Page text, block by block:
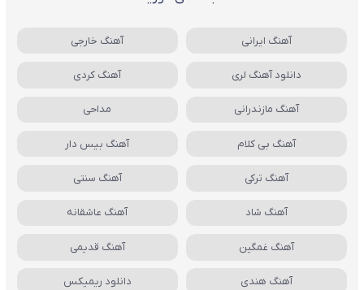
آهنگ ایرانی آهنگ خارجی
دانلود آهنگ لری آهنگ کردی
آهنگ مازندرانی مداحی
آهنگ بی کلام آهنگ بیس دار
آهنگ ترکی آهنگ سنتی
آهنگ شاد آهنگ عاشقانه
آهنگ غمگین آهنگ قدیمی
آهنگ هندی دانلود ریمیکس